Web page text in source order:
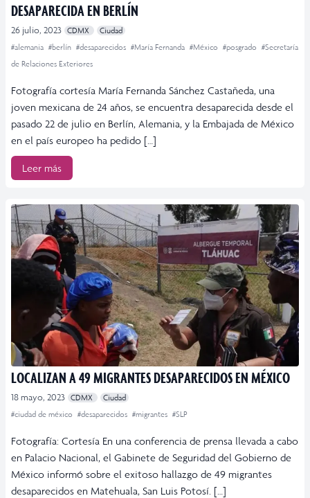
DESAPARECIDA EN BERLÍN
26 julio, 2023 CDMX
Ciudad
#alemania #berlín #desaparecidos #María Fernanda #México #posgrado #Secretaría
de Relaciones Exteriores
Fotografía cortesía María Fernanda Sánchez Castañeda, una
joven mexicana de 24 años, se encuentra desaparecida desde el
pasado 22 de julio en Berlín, Alemania, y la Embajada de México
en el país europeo ha pedido […]
Leer más
LOCALIZAN A 49 MIGRANTES DESAPARECIDOS EN MÉXICO
18 mayo, 2023 CDMX
Ciudad
#ciudad de méxico #desaparecidos #migrantes #SLP
Fotografía: Cortesía En una conferencia de prensa llevada a cabo
en Palacio Nacional, el Gabinete de Seguridad del Gobierno de
México informó sobre el exitoso hallazgo de 49 migrantes
desaparecidos en Matehuala, San Luis Potosí. […]